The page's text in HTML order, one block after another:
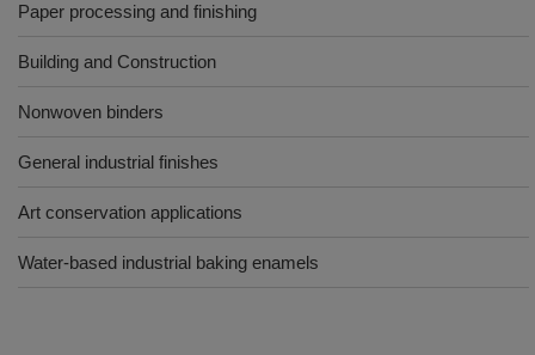
Paper processing and finishing
Building and Construction
Nonwoven binders
General industrial finishes
Art conservation applications
Water-based industrial baking enamels